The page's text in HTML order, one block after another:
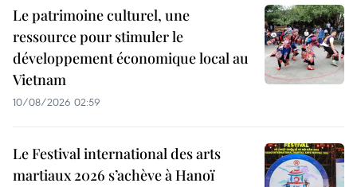
Le patrimoine culturel, une
ressource pour stimuler le
développement économique local au
Vietnam
10/08/2026 02:59
Le Festival international des arts
martiaux 2026 s’achève à Hanoï